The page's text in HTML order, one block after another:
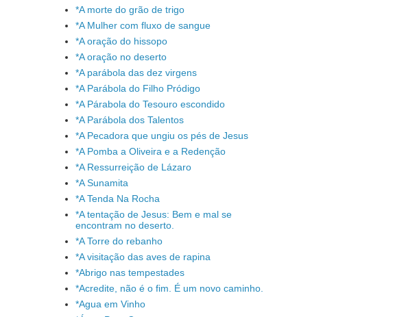
*A morte do grão de trigo
*A Mulher com fluxo de sangue
*A oração do hissopo
*A oração no deserto
*A parábola das dez virgens
*A Parábola do Filho Pródigo
*A Párabola do Tesouro escondido
*A Parábola dos Talentos
*A Pecadora que ungiu os pés de Jesus
*A Pomba a Oliveira e a Redenção
*A Ressurreição de Lázaro
*A Sunamita
*A Tenda Na Rocha
*A tentação de Jesus: Bem e mal se
encontram no deserto.
*A Torre do rebanho
*A visitação das aves de rapina
*Abrigo nas tempestades
*Acredite, não é o fim. É um novo caminho.
*Agua em Vinho